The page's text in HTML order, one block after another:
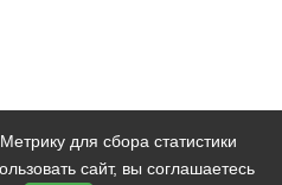
для сбора статистики
сайт, вы соглашаетесь